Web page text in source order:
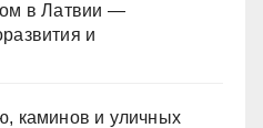
в Латвии —
и
каминов и уличных